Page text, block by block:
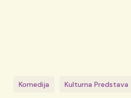
Komedija Kulturna Predstava